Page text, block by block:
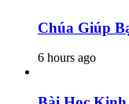
Chúa Giúp
6 hours ago